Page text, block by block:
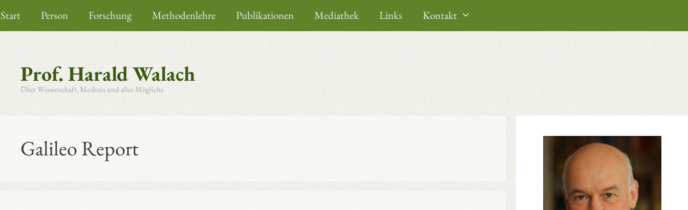
Inhalt
springen
Start Person Forschung Methodenlehre Publikationen Mediathek Links Kontakt
Prof. Harald Walach
Über Wissenschaft, Medizin und alles Mögliche
Galileo Report